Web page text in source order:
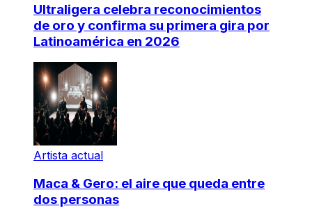
Ultraligera celebra reconocimientos
de oro y confirma su primera gira por
Latinoamérica en 2026
Artista actual
Maca & Gero: el aire que queda entre
dos personas